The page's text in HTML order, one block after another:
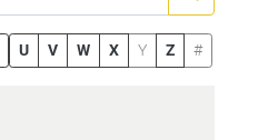
U V W X Y Z #